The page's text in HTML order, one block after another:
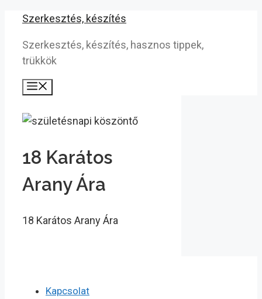
Kilépés
tartalomba
Szerkesztés, készítés
Szerkesztés, készítés, hasznos tippek,
trükkök
18 Karátos
Arany Ára
18 Karátos Arany Ára
Kapcsolat